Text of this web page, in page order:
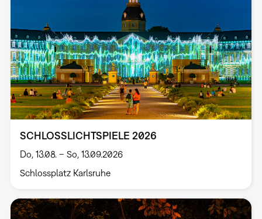
SCHLOSSLICHTSPIELE 2026
Do, 13.08. – So, 13.09.2026
Schlossplatz Karlsruhe